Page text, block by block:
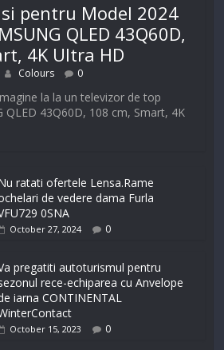
pentru Model 2024
QLED 43Q60D,
4K Ultra HD
Colours 0
la la un televizor de top
QLED 43Q60D, 108 cm, Smart, 4K
ratati ofertele Lensa.Rame
de vedere dama Furla
0SNA
October 27, 2024 0
pregatiti autoturismul pentru
rece-echiparea cu Anvelope
iarna CONTINENTAL
October 15, 2023 0